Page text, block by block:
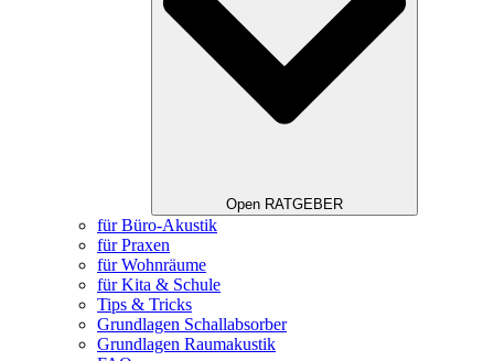
Open RATGEBER
für Büro-Akustik
für Praxen
für Wohnräume
für Kita & Schule
Tips & Tricks
Grundlagen Schallabsorber
Grundlagen Raumakustik